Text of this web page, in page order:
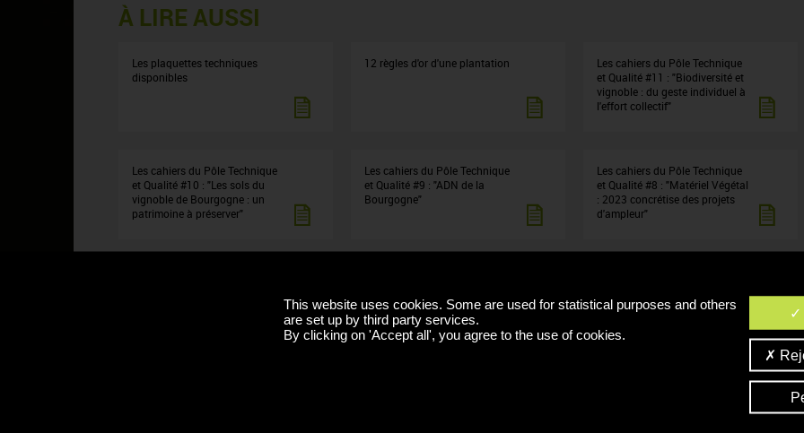
À LIRE AUSSI
Les plaquettes techniques
disponibles
12 règles d'or d'une plantation
Les cahiers du Pôle Technique
et Qualité #11 : "Biodiversité et
vignoble : du geste individuel à
l'effort collectif"
Les cahiers du Pôle Technique
et Qualité #10 : "Les sols du
vignoble de Bourgogne : un
patrimoine à préserver"
Les cahiers du Pôle Technique
et Qualité #9 : "ADN de la
Bourgogne"
Les cahiers du Pôle Technique
et Qualité #8 : "Matériel Végétal
: 2023 concrétise des projets
d'ampleur"
climatique en Bourgogne : les
leviers d’actions du secteur
vitivinicole"
climatique en Bourgogne : les
This website uses cookies. Some are used for statistical purposes and others
are set up by third party services.
By clicking on 'Accept all', you agree to the use of cookies.